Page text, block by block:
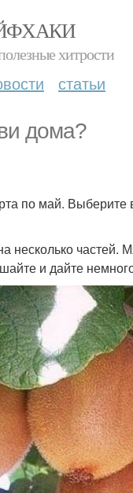
хитрости
статьи
дома?
по май.
несколько
и дайте